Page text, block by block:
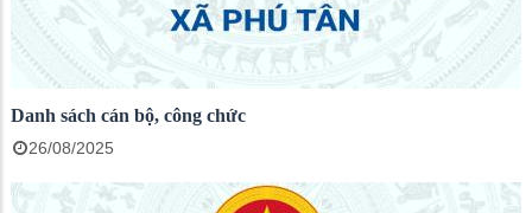
Danh sách cán bộ, công chức
26/08/2025